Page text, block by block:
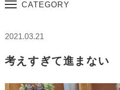
CATEGORY
2021.03.21
考えすぎて進まない